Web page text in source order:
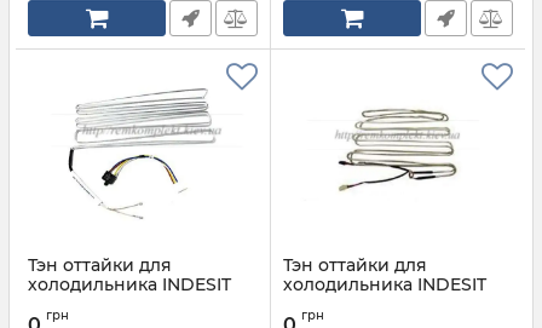
Тэн оттайки для
холодильника INDESIT
грн
Тэн оттайки для
холодильника INDESIT
грн